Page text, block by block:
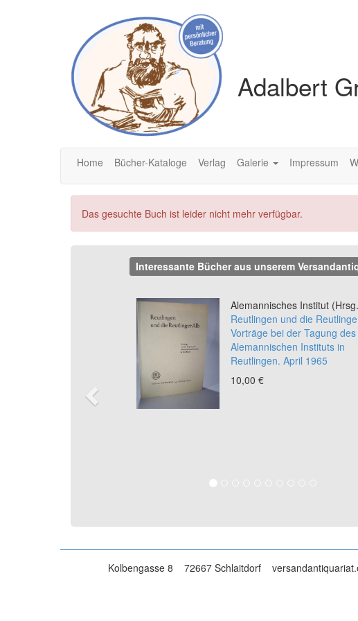
Adalbert
Home Bücher-Kataloge Verlag Galerie Impressum
Das gesuchte Buch ist leider nicht mehr verfügbar.
Interessante Bücher aus unserem
Alemannisches Institut
Reutlingen und die
Vorträge bei der Tagung des
Alemannischen Instituts in
Reutlingen. April 1965
10,00 €
Previous
Kolbengasse 8 72667 Schlaitdorf